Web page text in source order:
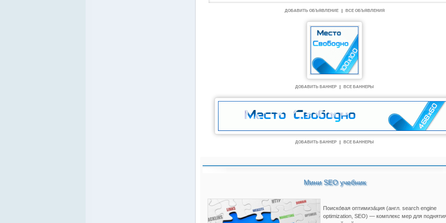
ДОБАВИТЬ ОБЪЯВЛЕНИЕ ВСЕ ОБЪЯВЛЕНИЯ
ДОБАВИТЬ БАННЕР ВСЕ БАННЕРЫ
ДОБАВИТЬ БАННЕР ВСЕ БАННЕРЫ
Мини SEO учебник
Поиско́вая оптимиза́ция (англ. search engine
optimization, SEO) — комплекс мер для